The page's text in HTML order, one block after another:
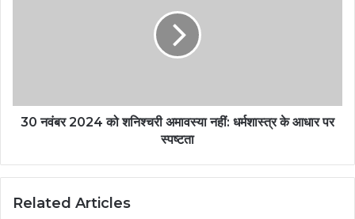
30 नवंबर 2024 को शनिश्चरी अमावस्या नहीं: धर्मशास्त्र के आधार पर
स्पष्टता
Related Articles